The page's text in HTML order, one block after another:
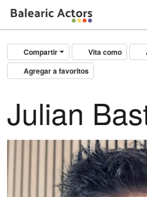
Compartir Vita como
Agregar a favoritos
Julian